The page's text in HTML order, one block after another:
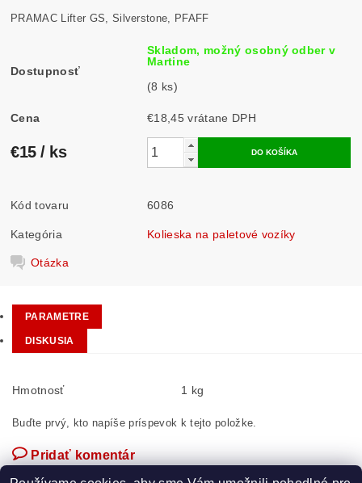
PRAMAC Lifter GS, Silverstone, PFAFF
Dostupnosť
Skladom, možný osobný odber v
Martine
(8 ks)
Cena €18,45 vrátane DPH
€15/ ks
Kód tovaru 6086
Kategória Kolieska na paletové vozíky
Otázka
PARAMETRE
DISKUSIA
Hmotnosť 1 kg
Buďte prvý, kto napíše príspevok k tejto položke.
Pridať komentár